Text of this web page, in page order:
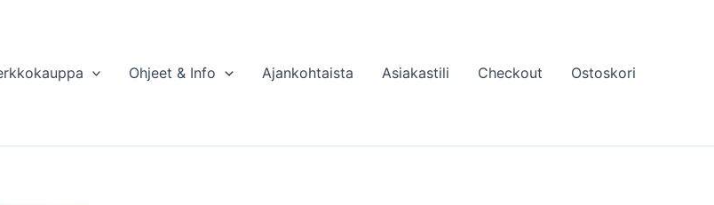
Ohjeet & Info Ajankohtaista Asiakastili Checkout Ostoskori